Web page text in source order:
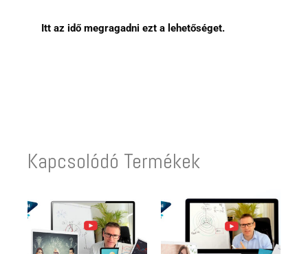
Itt az idő megragadni ezt a lehetőséget.
Kapcsolódó Termékek